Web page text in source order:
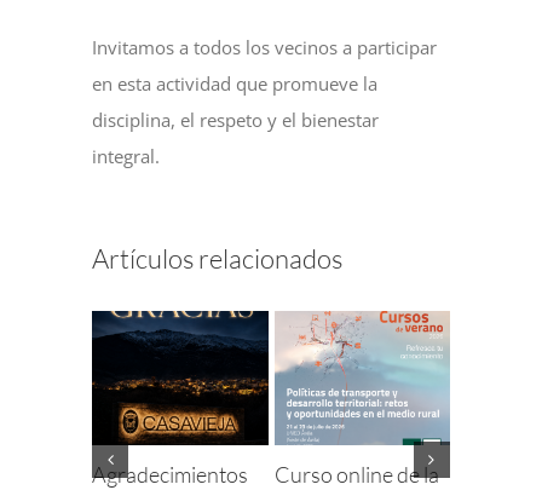
Invitamos a todos los vecinos a participar
en esta actividad que promueve la
disciplina, el respeto y el bienestar
integral.
Artículos relacionados
Agradecimientos
Curso online de la